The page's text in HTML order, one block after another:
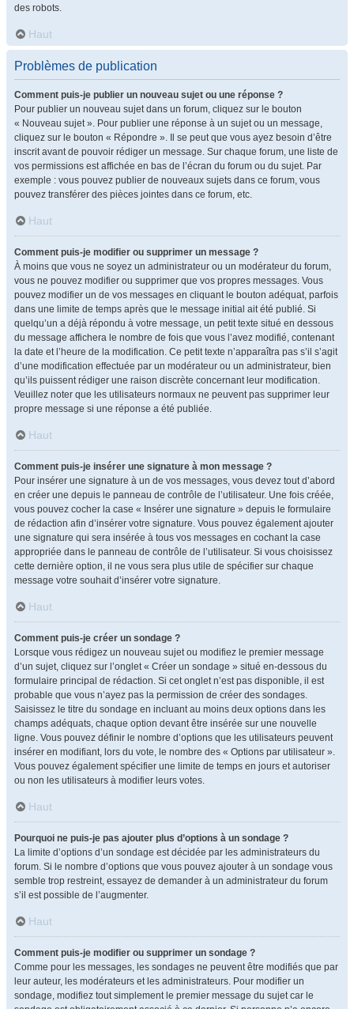
des robots.
Haut
Problèmes de publication
Comment puis-je publier un nouveau sujet ou une réponse ?
Pour publier un nouveau sujet dans un forum, cliquez sur le bouton
« Nouveau sujet ». Pour publier une réponse à un sujet ou un message,
cliquez sur le bouton « Répondre ». Il se peut que vous ayez besoin d’être
inscrit avant de pouvoir rédiger un message. Sur chaque forum, une liste de
vos permissions est affichée en bas de l’écran du forum ou du sujet. Par
exemple : vous pouvez publier de nouveaux sujets dans ce forum, vous
pouvez transférer des pièces jointes dans ce forum, etc.
Haut
Comment puis-je modifier ou supprimer un message ?
À moins que vous ne soyez un administrateur ou un modérateur du forum,
vous ne pouvez modifier ou supprimer que vos propres messages. Vous
pouvez modifier un de vos messages en cliquant le bouton adéquat, parfois
dans une limite de temps après que le message initial ait été publié. Si
quelqu’un a déjà répondu à votre message, un petit texte situé en dessous
du message affichera le nombre de fois que vous l’avez modifié, contenant
la date et l’heure de la modification. Ce petit texte n’apparaîtra pas s’il s’agit
d’une modification effectuée par un modérateur ou un administrateur, bien
qu’ils puissent rédiger une raison discrète concernant leur modification.
Veuillez noter que les utilisateurs normaux ne peuvent pas supprimer leur
propre message si une réponse a été publiée.
Haut
Comment puis-je insérer une signature à mon message ?
Pour insérer une signature à un de vos messages, vous devez tout d’abord
en créer une depuis le panneau de contrôle de l’utilisateur. Une fois créée,
vous pouvez cocher la case « Insérer une signature » depuis le formulaire
de rédaction afin d’insérer votre signature. Vous pouvez également ajouter
une signature qui sera insérée à tous vos messages en cochant la case
appropriée dans le panneau de contrôle de l’utilisateur. Si vous choisissez
cette dernière option, il ne vous sera plus utile de spécifier sur chaque
message votre souhait d’insérer votre signature.
Haut
Comment puis-je créer un sondage ?
Lorsque vous rédigez un nouveau sujet ou modifiez le premier message
d’un sujet, cliquez sur l’onglet « Créer un sondage » situé en-dessous du
formulaire principal de rédaction. Si cet onglet n’est pas disponible, il est
probable que vous n’ayez pas la permission de créer des sondages.
Saisissez le titre du sondage en incluant au moins deux options dans les
champs adéquats, chaque option devant être insérée sur une nouvelle
ligne. Vous pouvez définir le nombre d’options que les utilisateurs peuvent
insérer en modifiant, lors du vote, le nombre des « Options par utilisateur ».
Vous pouvez également spécifier une limite de temps en jours et autoriser
ou non les utilisateurs à modifier leurs votes.
Haut
Pourquoi ne puis-je pas ajouter plus d’options à un sondage ?
La limite d’options d’un sondage est décidée par les administrateurs du
forum. Si le nombre d’options que vous pouvez ajouter à un sondage vous
semble trop restreint, essayez de demander à un administrateur du forum
s’il est possible de l’augmenter.
Haut
Comment puis-je modifier ou supprimer un sondage ?
Comme pour les messages, les sondages ne peuvent être modifiés que par
leur auteur, les modérateurs et les administrateurs. Pour modifier un
sondage, modifiez tout simplement le premier message du sujet car le